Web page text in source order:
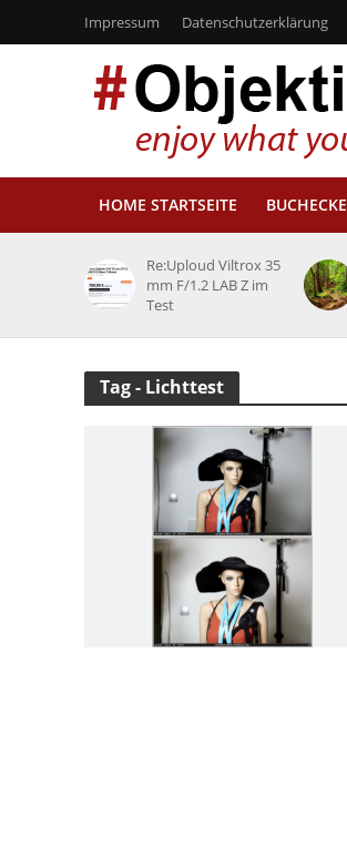
Impressum Datenschutzerklärung
HOME STARTSEITE BUCHECKE
Re:Uploud Viltrox 35
mm F/1.2 LAB Z im
Test
Tag - Lichttest